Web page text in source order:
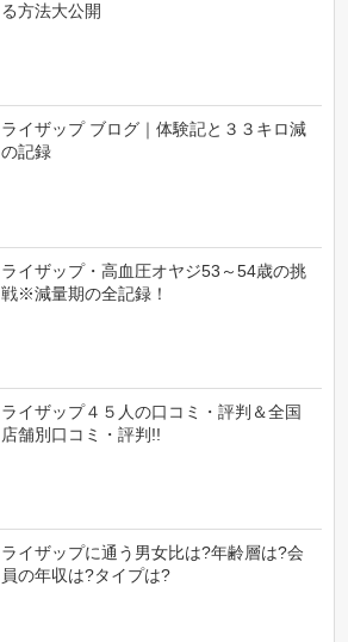
る方法大公開
ライザップ ブログ｜体験記と３３キロ減
の記録
ライザップ・高血圧オヤジ53～54歳の挑
戦※減量期の全記録！
ライザップ４５人の口コミ・評判＆全国
店舗別口コミ・評判!!
ライザップに通う男女比は?年齢層は?会
員の年収は?タイプは?